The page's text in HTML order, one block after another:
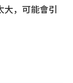
大，可能會引